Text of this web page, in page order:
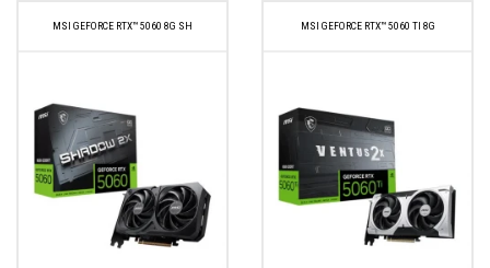
MSI GEFORCE RTX™ 5060 8G SH MSI GEFORCE RTX™ 5060 TI 8G